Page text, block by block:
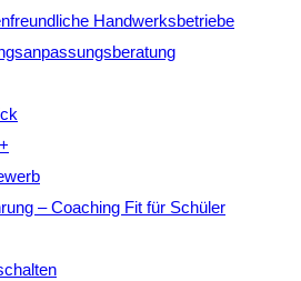
Handwerksbetriebe
– Coaching Fit für Schüler